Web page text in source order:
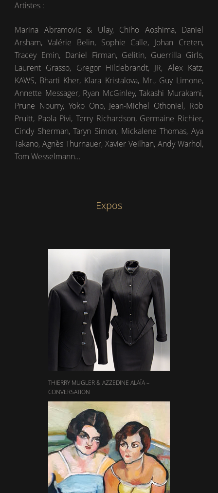
Artistes :
Marina Abramovic & Ulay, Chiho Aoshima, Daniel
Arsham, Valérie Belin, Sophie Calle, Johan Creten,
Tracey Emin, Daniel Firman, Gelitin, Guerrilla Girls,
Laurent Grasso, Gregor Hildebrandt, JR, Alex Katz,
KAWS, Bharti Kher, Klara Kristalova, Mr., Guy Limone,
Annette Messager, Ryan McGinley, Takashi Murakami,
Prune Nourry, Yoko Ono, Jean-Michel Othoniel, Rob
Pruitt, Paola Pivi, Terry Richardson, Germaine Richier,
Cindy Sherman, Taryn Simon, Mickalene Thomas, Aya
Takano, Agnès Thurnauer, Xavier Veilhan, Andy Warhol,
Tom Wesselmann…
Expos
THIERRY MUGLER & AZZEDINE ALAÏA –
CONVERSATION